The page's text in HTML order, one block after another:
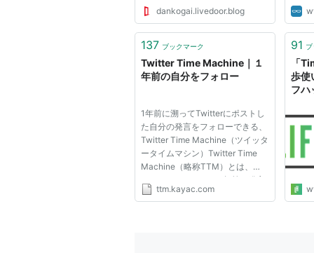
dankogai.livedoor.blog
137 ブックマーク
Twitter Time Machine｜１
年前の自分をフォロー
1年前に溯ってTwitterにポストし
た自分の発言をフォローできる、
Twitter Time Machine（ツイッタ
ータイムマシン）Twitter Time
Machine（略称TTM）とは、
Twitterでのあなたの1年前の発言
を再現してくれるタイムマシンで
ttm.kayac.com
91
「
歩使
フハ